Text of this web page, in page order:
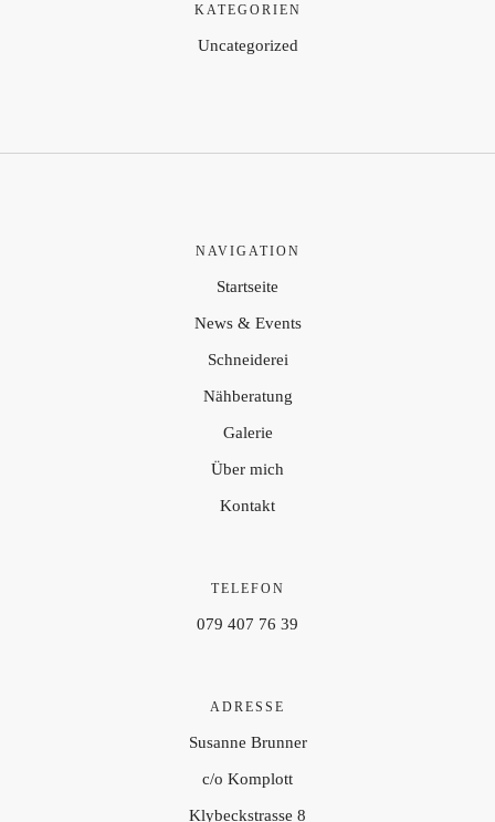
KATEGORIEN
Uncategorized
NAVIGATION
Startseite
News & Events
Schneiderei
Nähberatung
Galerie
Über mich
Kontakt
TELEFON
079 407 76 39
ADRESSE
Susanne Brunner
c/o Komplott
Klybeckstrasse 8